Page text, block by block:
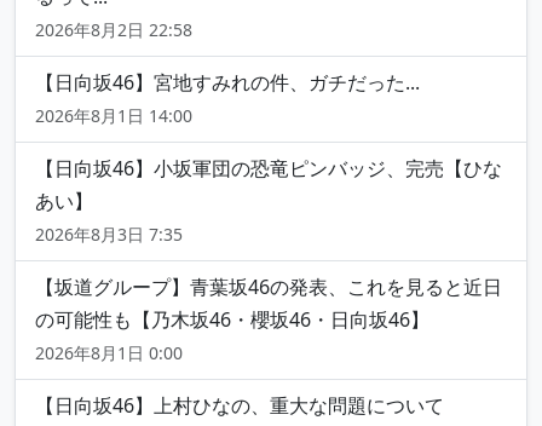
2026年8月2日 22:58
【日向坂46】宮地すみれの件、ガチだった...
2026年8月1日 14:00
【日向坂46】小坂軍団の恐竜ピンバッジ、完売【ひな
あい】
2026年8月3日 7:35
【坂道グループ】青葉坂46の発表、これを見ると近日
の可能性も【乃木坂46・櫻坂46・日向坂46】
2026年8月1日 0:00
【日向坂46】上村ひなの、重大な問題について